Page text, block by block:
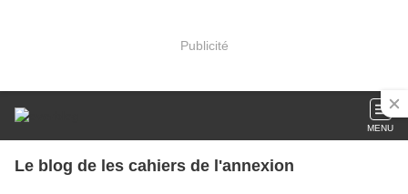
Publicité
MENU
Le blog de les cahiers de l'annexion